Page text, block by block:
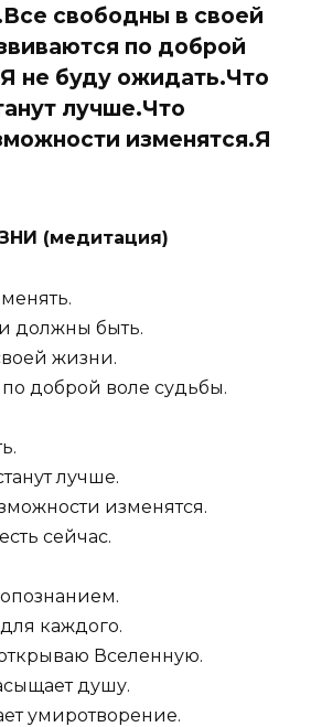
свободны в своей
по доброй
не буду ожидать.Что
лучше.Что
изменятся.Я
(медитация)
должны быть.
жизни.
доброй воле судьбы.
лучше.
изменятся.
сейчас.
каждого.
Вселенную.
душу.
умиротворение.